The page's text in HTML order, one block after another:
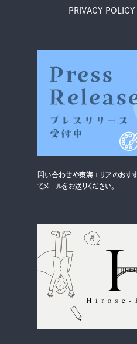
グルメ・まち
お問い合わせ
検索
PRIVACY POLICY
問い合わせや東海エリアのおす
てメールをお送りください。